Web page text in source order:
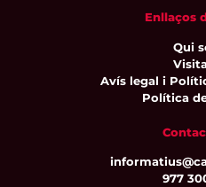
Enllaços
Qui
Avís legal i
Política
977